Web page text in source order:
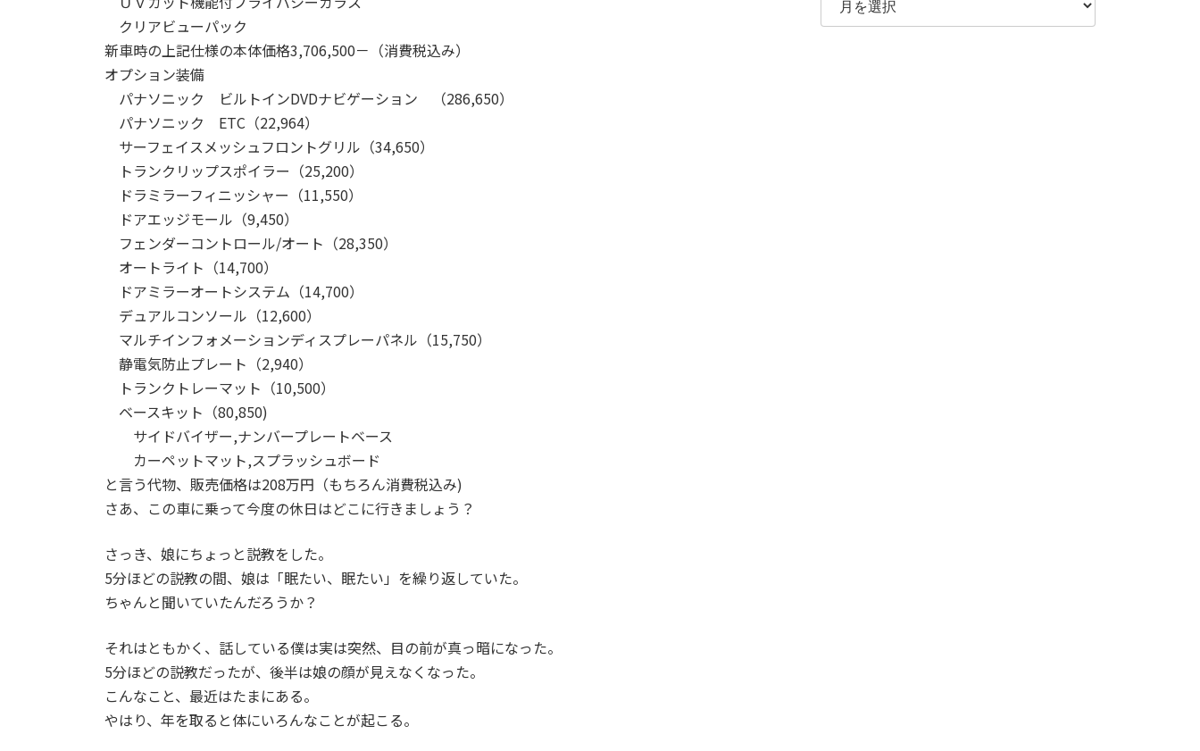
クリアビューパック
新車時の上記仕様の本体価格3,706,500－（消費税込み）
オプション装備
パナソニック ビルトインDVDナビゲーション （286,650）
パナソニック ETC（22,964）
サーフェイスメッシュフロントグリル（34,650）
トランクリップスポイラー（25,200）
ドラミラーフィニッシャー（11,550）
ドアエッジモール（9,450）
フェンダーコントロール/オート（28,350）
オートライト（14,700）
ドアミラーオートシステム（14,700）
デュアルコンソール（12,600）
マルチインフォメーションディスプレーパネル（15,750）
静電気防止プレート（2,940）
トランクトレーマット（10,500）
ベースキット（80,850)
サイドバイザー,ナンバープレートベース
カーペットマット,スプラッシュボード
と言う代物、販売価格は208万円（もちろん消費税込み)
さあ、この車に乗って今度の休日はどこに行きましょう？
さっき、娘にちょっと説教をした。
5分ほどの説教の間、娘は「眠たい、眠たい」を繰り返していた。
ちゃんと聞いていたんだろうか？
それはともかく、話している僕は実は突然、目の前が真っ暗になった。
5分ほどの説教だったが、後半は娘の顔が見えなくなった。
こんなこと、最近はたまにある。
やはり、年を取ると体にいろんなことが起こる。